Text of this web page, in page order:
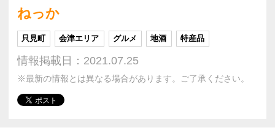
ねっか
只見町 会津エリア グルメ 地酒 特産品
情報掲載日：2021.07.25
※最新の情報とは異なる場合があります。ご了承ください。